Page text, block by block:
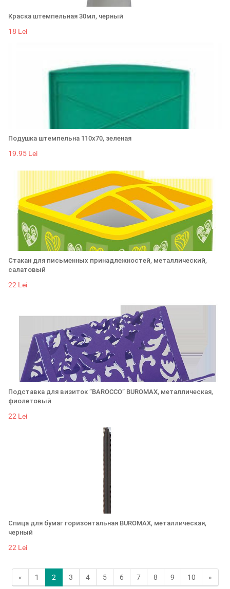
Краска штемпельная 30мл, черный
18 Lei
Подушка штемпельна 110х70, зеленая
19.95 Lei
Стакан для письменных принадлежностей, металлический,
салатовый
22 Lei
Подставка для визиток “BAROCCO” BUROMAX, металлическая,
фиолетовый
22 Lei
Спица для бумаг горизонтальная BUROMAX, металлическая,
черный
22 Lei
« 1 2 3 4 5 6 7 8 9 10 »